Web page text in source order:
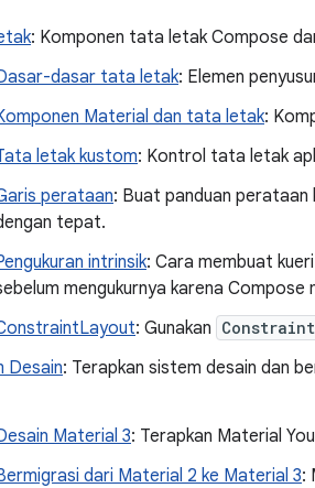
: Komponen tata letak Compose
dasar tata letak: Elemen
Material dan tata letak:
letak kustom: Kontrol tata letak
perataan: Buat panduan perataan
tepat.
intrinsik: Cara membuat
mengukurnya karena Compose
: Gunakan
Desain: Terapkan sistem desain dan
Material 3: Terapkan Material
dari Material 2 ke Material 3: